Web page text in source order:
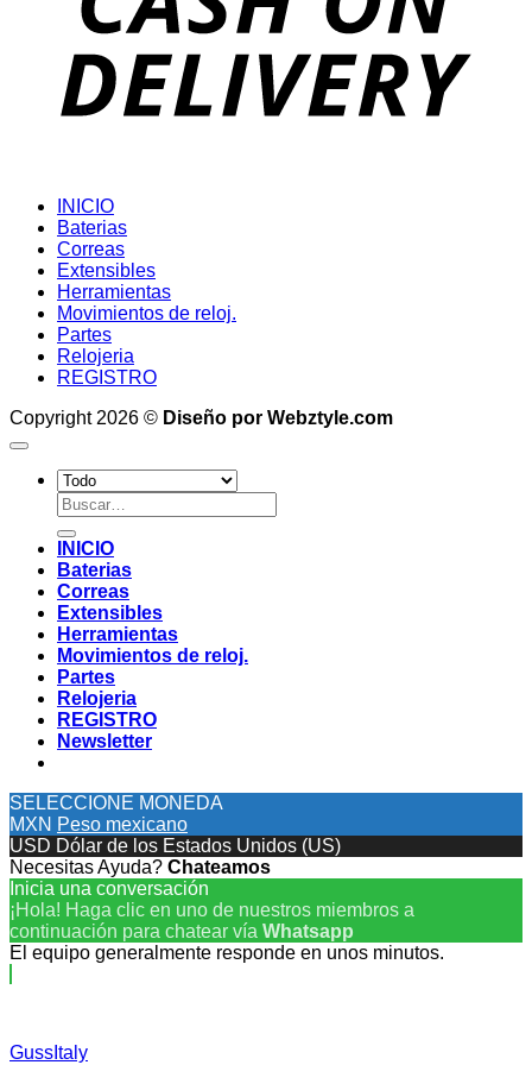
INICIO
Baterias
Correas
Extensibles
Herramientas
Movimientos de reloj.
Partes
Relojeria
REGISTRO
Copyright 2026 © Diseño por Webztyle.com
Buscar
por:
INICIO
Baterias
Correas
Extensibles
Herramientas
Movimientos de reloj.
Partes
Relojeria
REGISTRO
Newsletter
SELECCIONE MONEDA
MXN Peso mexicano
USD Dólar de los Estados Unidos (US)
Necesitas Ayuda? Chateamos
Inicia una conversación
¡Hola! Haga clic en uno de nuestros miembros a
continuación para chatear vía Whatsapp
El equipo generalmente responde en unos minutos.
GussItaly